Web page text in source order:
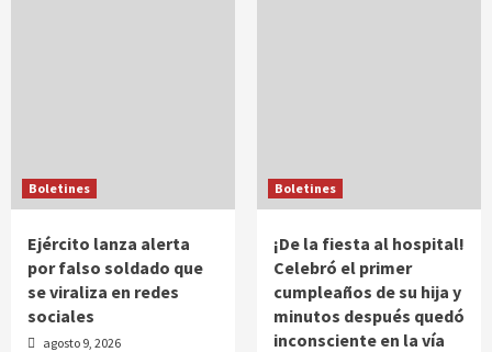
Boletines
Ejército lanza alerta
por falso soldado que
se viraliza en redes
sociales
agosto 9, 2026
Boletines
¡De la fiesta al hospital!
Celebró el primer
cumpleaños de su hija y
minutos después quedó
inconsciente en la vía